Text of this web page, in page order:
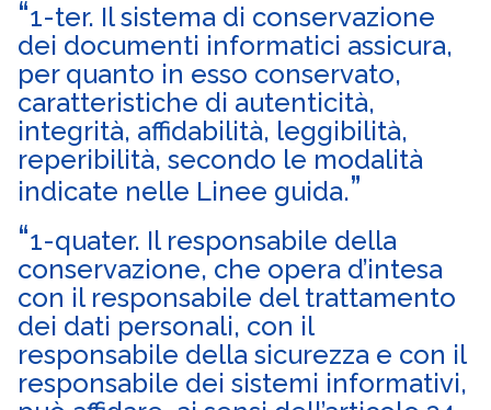
1-ter. Il sistema di conservazione
dei documenti informatici assicura,
per quanto in esso conservato,
caratteristiche di autenticità,
integrità, affidabilità, leggibilità,
reperibilità, secondo le modalità
indicate nelle Linee guida.
1-quater. Il responsabile della
conservazione, che opera d’intesa
con il responsabile del trattamento
dei dati personali, con il
responsabile della sicurezza e con il
responsabile dei sistemi informativi,